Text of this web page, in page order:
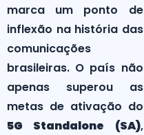
marca um ponto de
inflexão na história das
comunicações
brasileiras. O país não
apenas superou as
metas de ativação do
5G Standalone (SA),